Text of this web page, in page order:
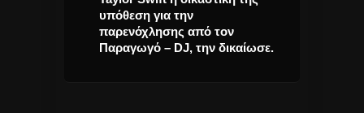
υπόθεση για την
παρενόχλησης από τον
Παραγωγό – DJ, την δικαίωσε.